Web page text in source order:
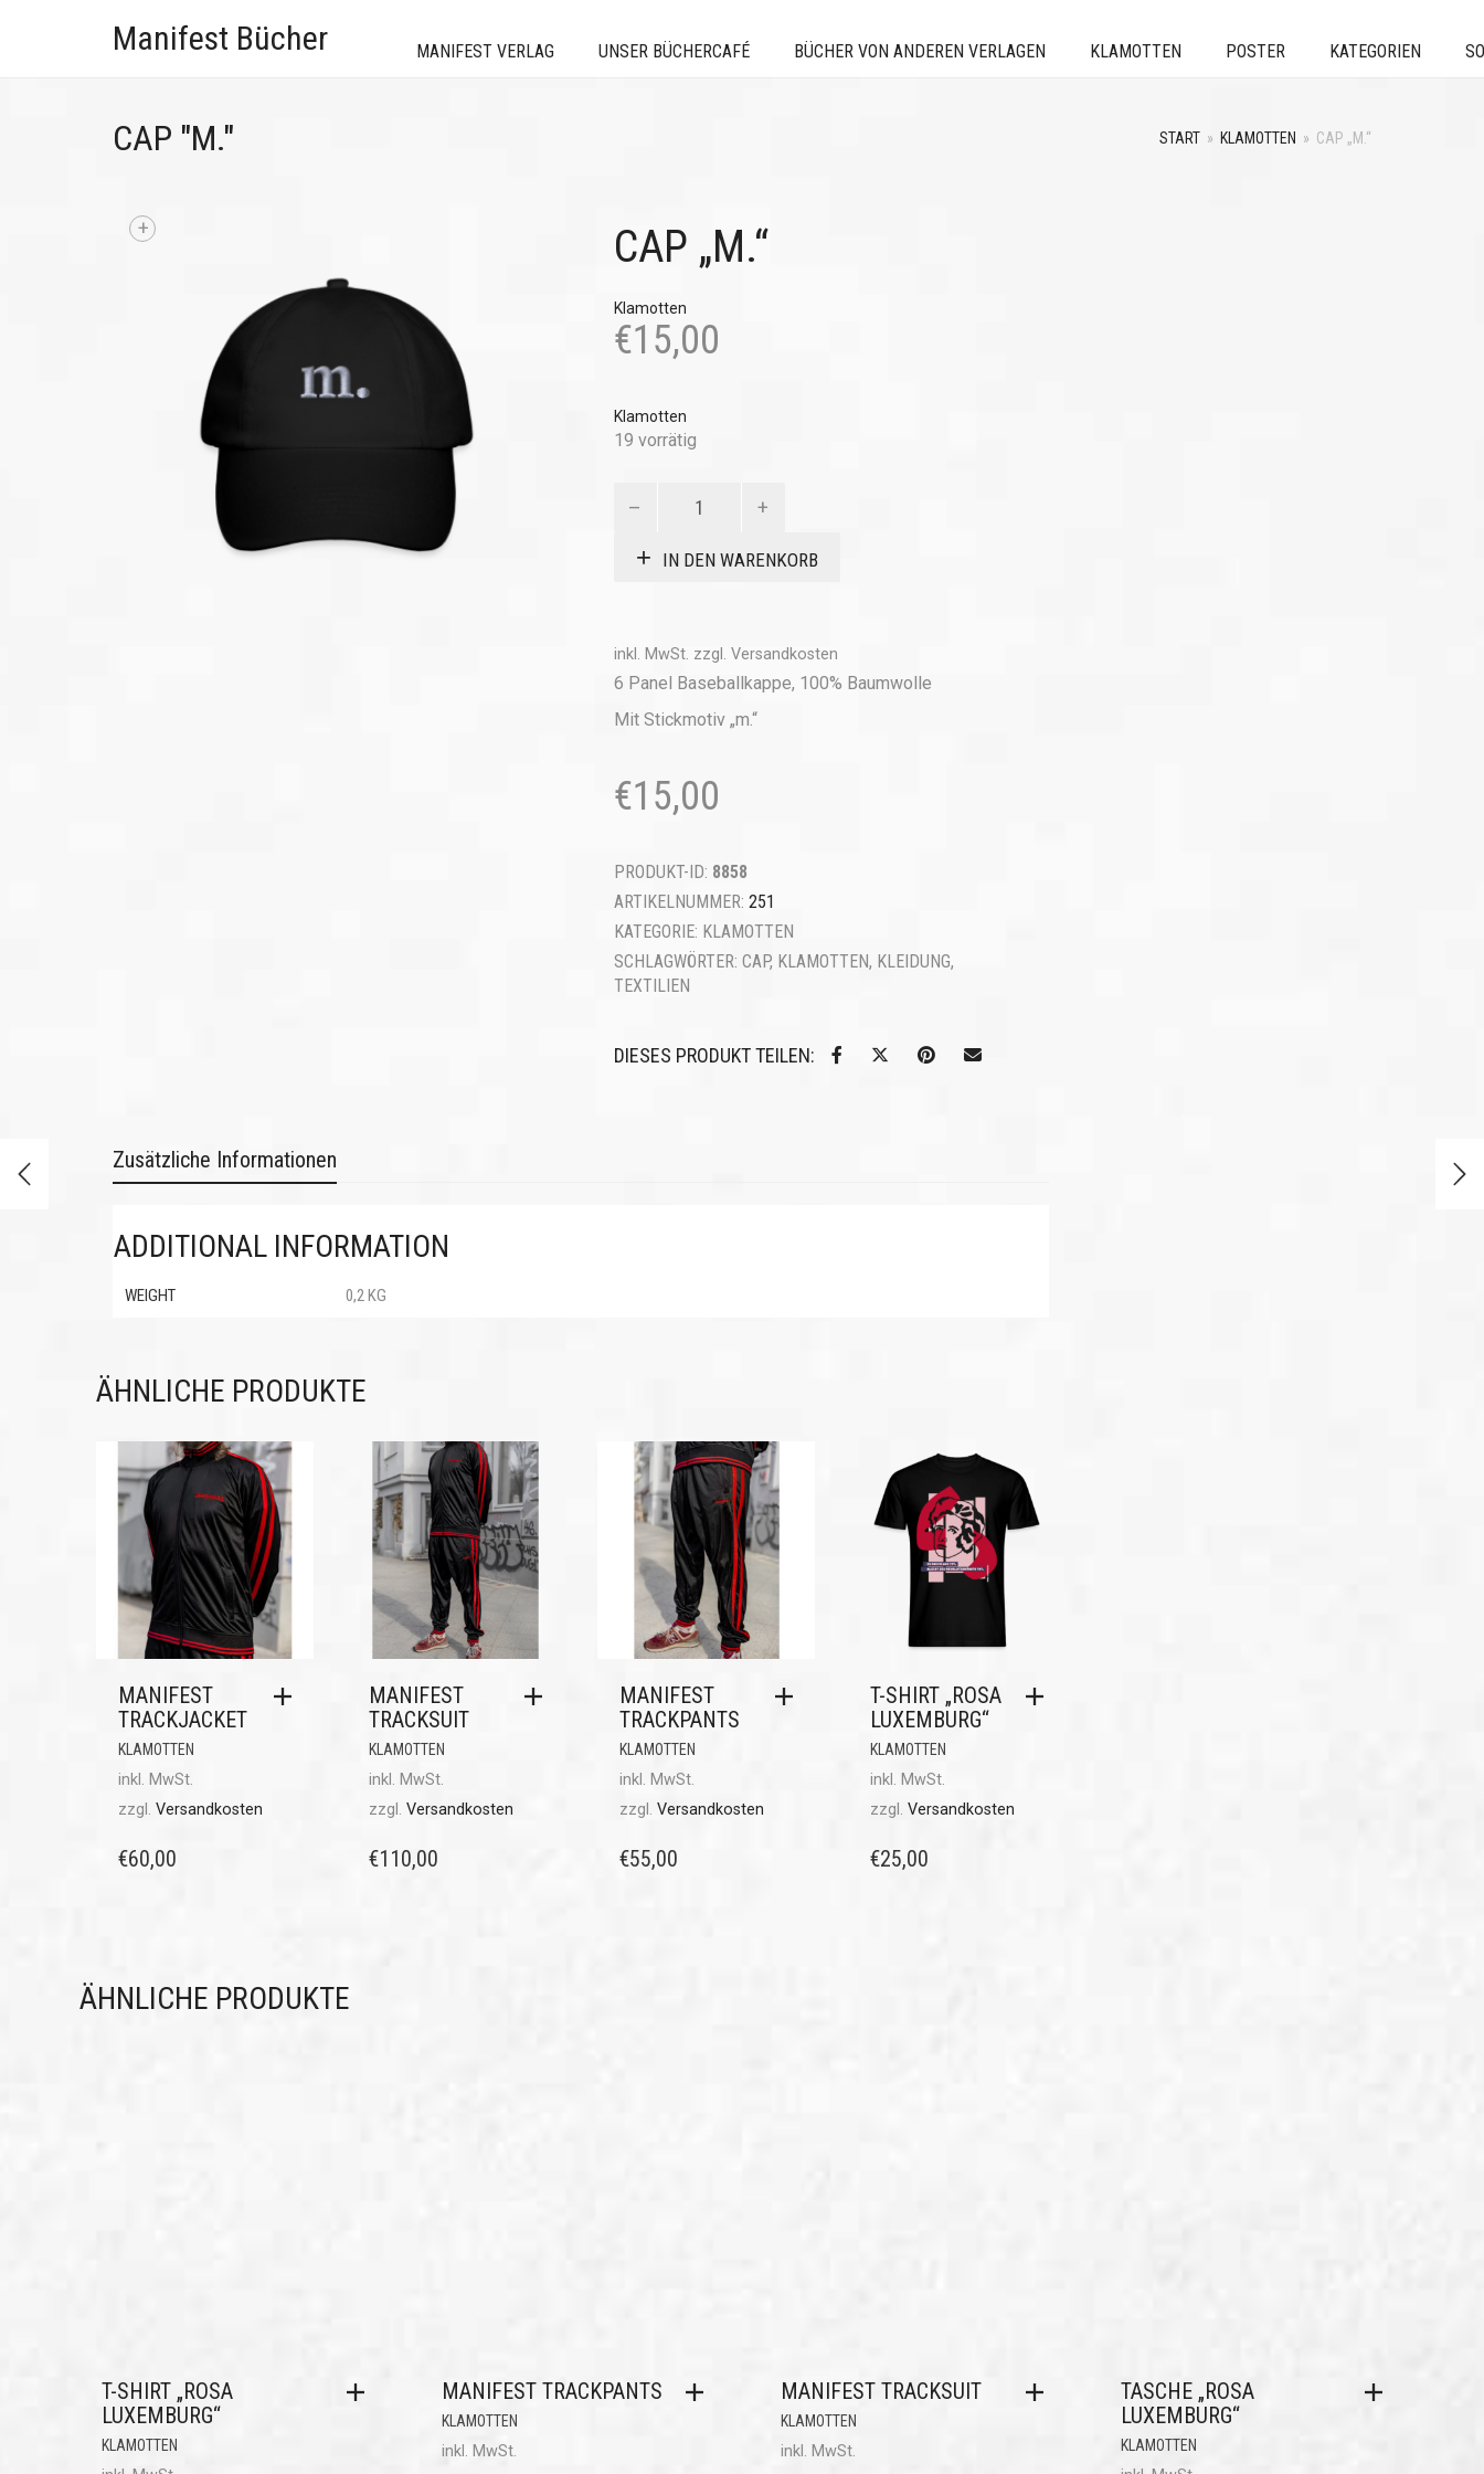
Manifest Bücher MANIFEST VERLAG UNSER BÜCHERCAFÉ BÜCHER VON ANDEREN VERLAGEN KLAMOTTEN POSTER KATEGORIEN
CAP "M." START » KLAMOTTEN » CAP „M.“
+ CAP „M.“
Klamotten
€15,00
Klamotten
19 vorrätig
IN DEN WARENKORB
inkl. MwSt. zzgl. Versandkosten
6 Panel Baseballkappe, 100% Baumwolle
Mit Stickmotiv „m.“
€15,00
PRODUKT-ID: 8858
ARTIKELNUMMER: 251
KATEGORIE: KLAMOTTEN
SCHLAGWÖRTER: CAP, KLAMOTTEN, KLEIDUNG,
TEXTILIEN
DIESES PRODUKT TEILEN:
Zusätzliche Informationen
ADDITIONAL INFORMATION
WEIGHT 0,2 KG
ÄHNLICHE PRODUKTE
MANIFEST
TRACKJACKET
KLAMOTTEN
inkl. MwSt.
zzgl. Versandkosten
€60,00
MANIFEST
TRACKSUIT
KLAMOTTEN
inkl. MwSt.
zzgl. Versandkosten
€110,00
MANIFEST
TRACKPANTS
KLAMOTTEN
inkl. MwSt.
zzgl. Versandkosten
€55,00
T-SHIRT „ROSA
LUXEMBURG“
KLAMOTTEN
inkl. MwSt.
zzgl. Versandkosten
€25,00
ÄHNLICHE PRODUKTE
T-SHIRT „ROSA
LUXEMBURG“
KLAMOTTEN
MANIFEST TRACKPANTS
KLAMOTTEN
inkl. MwSt.
MANIFEST TRACKSUIT
KLAMOTTEN
inkl. MwSt.
TASCHE „ROSA
LUXEMBURG“
KLAMOTTEN